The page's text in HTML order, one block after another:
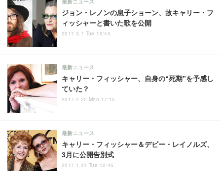
ジョン・レノンの息子ショーン、故キャリー・フ
ィッシャーと書いた歌を公開
最新ニュース
2017.3.7 Tue 19:45
キャリー・フィッシャー、自身の“死期”を予感し
ていた？
最新ニュース
2017.2.20 Mon 17:15
キャリー・フィッシャー＆デビー・レイノルズ、
3月に公開告別式
最新ニュース
2017.1.31 Tue 12:45